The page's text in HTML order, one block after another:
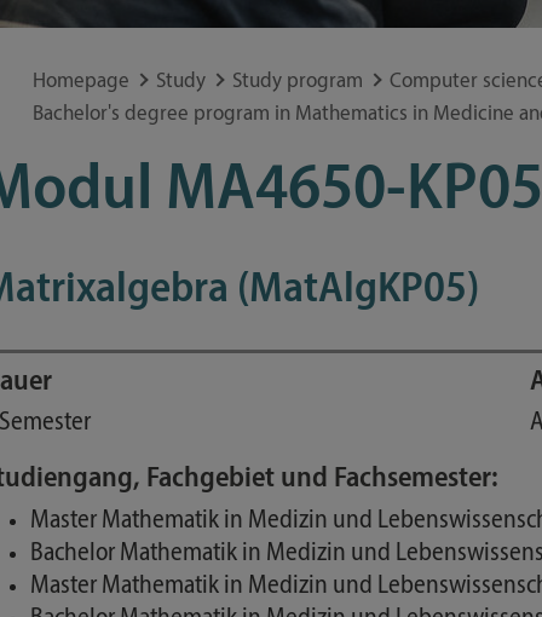
Special application concerns
Frequently asked questions
Homepage Study Study program Computer
Bachelor's degree program in Mathematics in Medicine
MA4650-KP05
(MatAlgKP05)
Fachgebiet und Fachsemester:
Master Mathematik in Medizin und
Bachelor Mathematik in Medizin und
Master Mathematik in Medizin und